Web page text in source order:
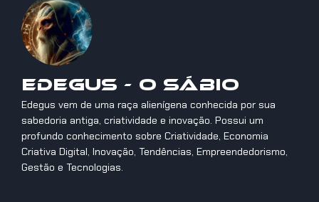
Edegus - O Sábio
Edegus vem de uma raça alienígena conhecida por sua
sabedoria antiga, criatividade e inovação. Possui um
profundo conhecimento sobre Criatividade, Economia
Criativa Digital, Inovação, Tendências, Empreendedorismo,
Gestão e Tecnologias.